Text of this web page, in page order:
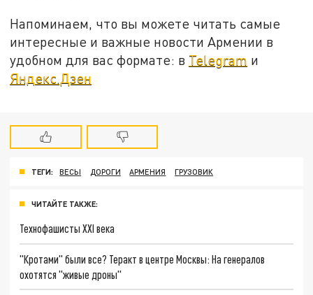
Напоминаем, что вы можете читать самые
интересные и важные новости Армении в
удобном для вас формате: в Telegram и
Яндекс.Дзен
ТЕГИ: ВЕСЫ ДОРОГИ АРМЕНИЯ ГРУЗОВИК
ЧИТАЙТЕ ТАКЖЕ:
Технофашисты XXI века
"Кротами" были все? Теракт в центре Москвы: На генералов
охотятся "живые дроны"